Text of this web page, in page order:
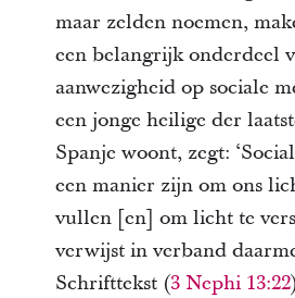
maar zelden noemen,
een belangrijk onderdeel
aanwezigheid op sociale
een jonge heilige der
Spanje woont, zegt:
een manier zijn om ons
vullen [en] om licht te
verwijst in verband
Schrifttekst (3 Nephi 13:22